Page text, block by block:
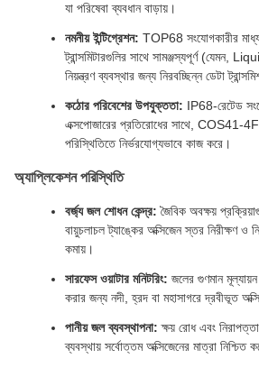
যা পরিষেবা ব্যবধান বাড়ায়।
নমনীয় ইন্টিগ্রেশন: TOP68 সংযোগকারীর
ট্রান্সমিটারগুলির সাথে সামঞ্জস্যপূর্ণ (যেমন,
নিয়ন্ত্রণ ব্যবস্থার জন্য নিরবচ্ছিন্ন ডেটা
কঠোর পরিবেশের উপযুক্ততা: IP68-রেটেড
এক্সপোজারের প্রতিরোধের সাথে, COS41-4F
পরিস্থিতিতে নির্ভরযোগ্যভাবে কাজ করে।
অ্যাপ্লিকেশন পরিস্থিতি
বর্জ্য জল শোধন কেন্দ্র: জৈবিক অবক্ষয়
বায়ুচলাচল ট্যাঙ্কের অক্সিজেন স্তর নিরীক্ষণ ও
কমায়।
সারফেস ওয়াটার মনিটরিং: জলের গুণমান
করার জন্য নদী, হ্রদ বা মহাসাগরে দ্রবীভূত
পানীয় জল ব্যবস্থাপনা: ক্ষয় রোধ এবং
ব্যবস্থায় সর্বোত্তম অক্সিজেনের মাত্রা নিশ্চিত